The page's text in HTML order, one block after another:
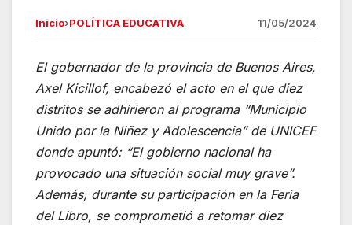
c
e
b
o
o
k
at
s
A
p
p
e
gr
a
m
ail
Inicio›POLÍTICA EDUCATIVA 11/05/2024
El gobernador de la provincia de Buenos Aires,
Axel Kicillof, encabezó el acto en el que diez
distritos se adhirieron al programa “Municipio
Unido por la Niñez y Adolescencia” de UNICEF
donde apuntó: “El gobierno nacional ha
provocado una situación social muy grave”.
Además, durante su participación en la Feria
del Libro, se comprometió a retomar diez